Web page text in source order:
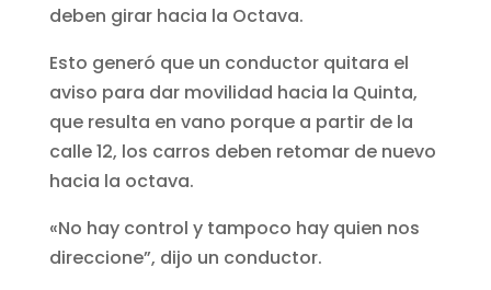
deben girar hacia la Octava.
Esto generó que un conductor quitara el
aviso para dar movilidad hacia la Quinta,
que resulta en vano porque a partir de la
calle 12, los carros deben retomar de nuevo
hacia la octava.
«No hay control y tampoco hay quien nos
direccione”, dijo un conductor.